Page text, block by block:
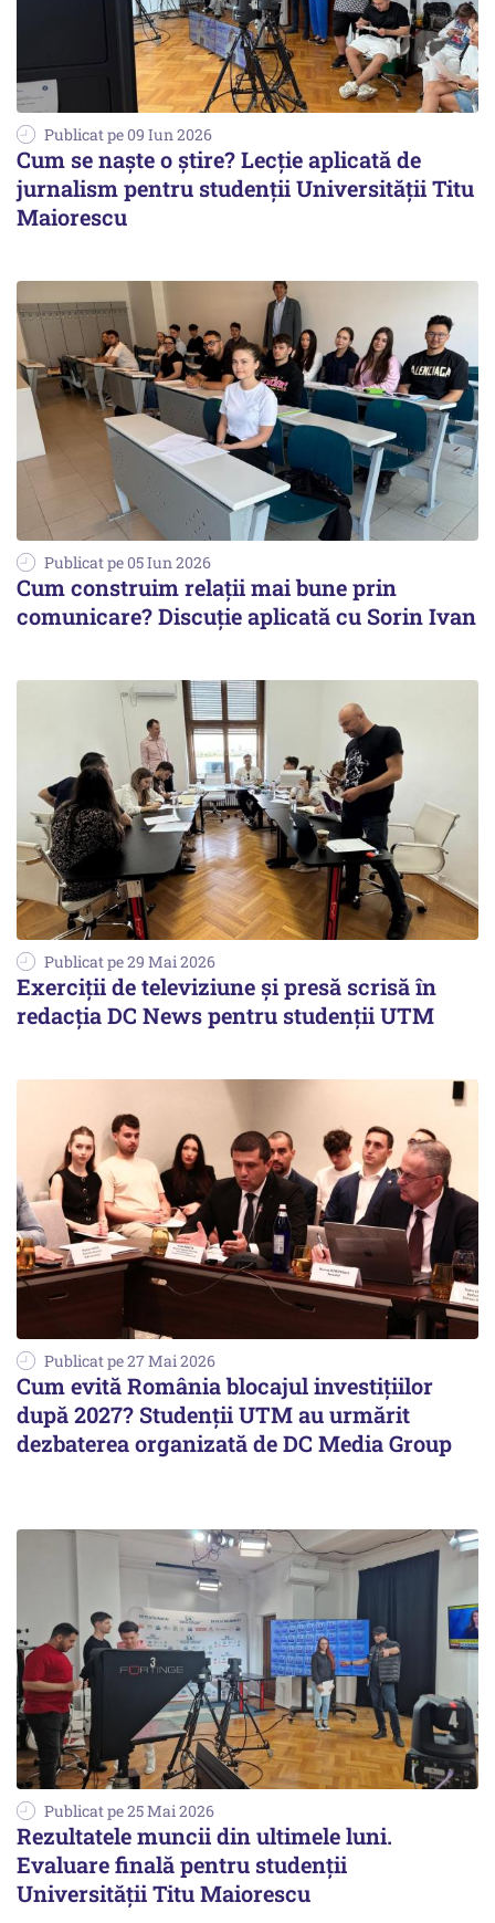
Publicat pe 09 Iun 2026
Cum se naște o știre? Lecție aplicată de
jurnalism pentru studenții Universității Titu
Maiorescu
Publicat pe 05 Iun 2026
Cum construim relații mai bune prin
comunicare? Discuție aplicată cu Sorin Ivan
Publicat pe 29 Mai 2026
Exerciții de televiziune și presă scrisă în
redacția DC News pentru studenții UTM
Publicat pe 27 Mai 2026
Cum evită România blocajul investițiilor
după 2027? Studenții UTM au urmărit
dezbaterea organizată de DC Media Group
Publicat pe 25 Mai 2026
Rezultatele muncii din ultimele luni.
Evaluare finală pentru studenții
Universității Titu Maiorescu